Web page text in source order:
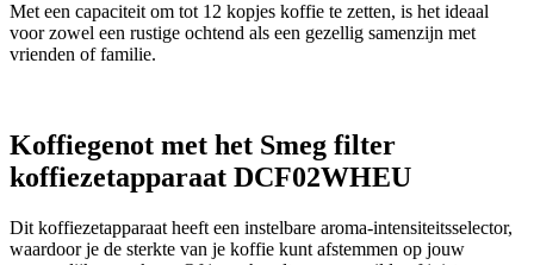
Met een capaciteit om tot 12 kopjes koffie te zetten, is het ideaal
voor zowel een rustige ochtend als een gezellig samenzijn met
vrienden of familie.
Koffiegenot met het Smeg filter
koffiezetapparaat DCF02WHEU
Dit koffiezetapparaat heeft een instelbare aroma-intensiteitsselector,
waardoor je de sterkte van je koffie kunt afstemmen op jouw